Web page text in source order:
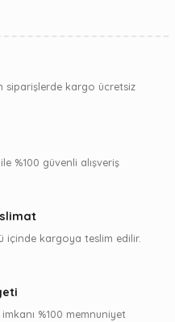
ederiz.
siparişlerde kargo ücretsiz
%100 güvenli alışveriş
içinde kargoya teslim edilir.
%100 memnuniyet